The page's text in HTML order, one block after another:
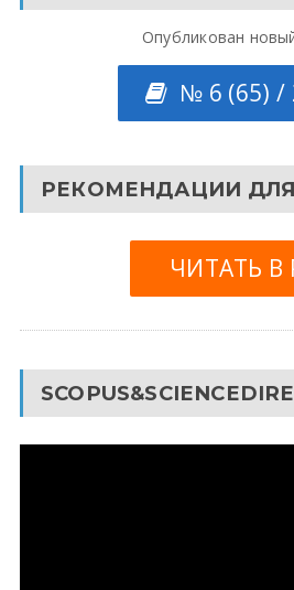
Опубликован
№ 6 (65) /
РЕКОМЕНДАЦИИ
ЧИТАТЬ В